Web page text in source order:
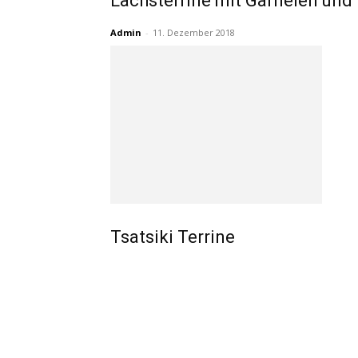
Admin - 11. Dezember 2018
Tsatsiki Terrine